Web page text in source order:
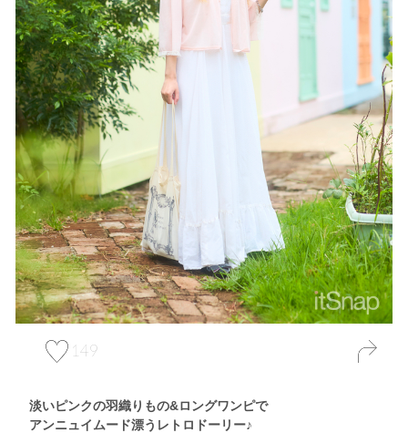
149
淡いピンクの羽織りもの&ロングワンピで
アンニュイムード漂うレトロドーリー♪